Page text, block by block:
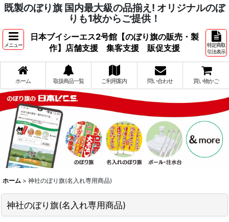
既製のぼり旗 国内最大級の品揃え! オリジナルのぼ
りも1枚からご提供！
メニュー
日本ブイシーエス2号館【のぼり旗の販売・製
作】店舗支援 集客支援 販促支援
特定商取
引法表示
ホーム 取扱商品一覧 ご利用案内 問い合わせ 買い物かご
ホーム > 神社のぼり旗(名入れ専用商品)
神社のぼり旗(名入れ専用商品)